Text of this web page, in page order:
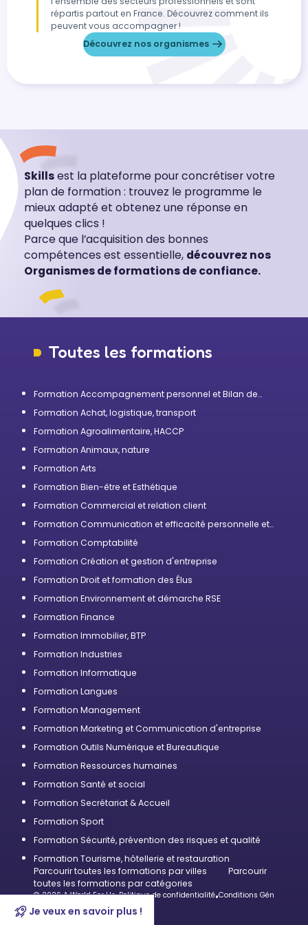
répartis partout en France. Découvrez comment ils
peuvent vous accompagner !
Découvrez nos organismes
Je veux en savoir plus !
Skillsest la plateforme pour concrétiser votre
plan de formation : trouvez le programme le
mieux adapté et obtenez une réponse en
quelques clics !
Parce que l’acquisition des bonnes
compétences est essentielle, découvrez nos
Organismes de formations de confiance.
Toutes les formations
Formation Accompagnement personnel et Bilan de
Formation Achat, logistique, transport
Formation Agroalimentaire, HACCP
Formation Animaux, nature
Formation Arts
Formation Bien-être et Esthétique
Formation Commercial et relation client
Formation Communication et efficacité personnelle et
Formation Comptabilité
Formation Création et gestion d'entreprise
Formation Droit et formation des Élus
Formation Environnement et démarche RSE
Formation Finance
Formation Immobilier, BTP
Formation Industries
Formation Informatique
Formation Langues
Formation Management
Formation Marketing et Communication d'entreprise
Formation Outils Numérique et Bureautique
Formation Ressources humaines
Formation Santé et social
Formation Secrétariat & Accueil
Formation Sport
Formation Sécurité, prévention des risques et qualité
Formation Tourisme, hôtellerie et restauration
Parcourir toutes les formations par villes
Parcourir
toutes les formations par catégories
© 2026 A World For Us•Politique de confidentialité•Conditions Générales